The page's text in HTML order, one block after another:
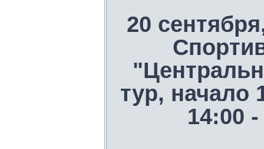
20
тур, начало
14:00